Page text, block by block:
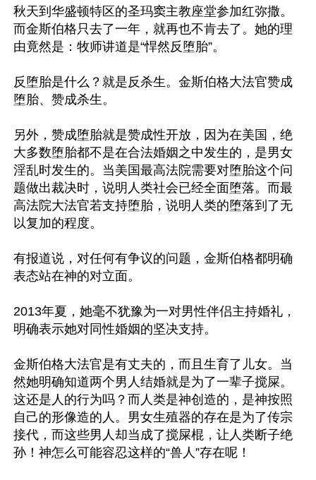
秋天到华盛顿特区的圣玛窦主教座堂参加红弥撒。
而金斯伯格只去了一年，就再也不肯去了。她的理
由竟然是：牧师讲道是“悍然反堕胎”。
反堕胎是什么？就是反杀生。金斯伯格大法官赞成
堕胎、赞成杀生。
另外，赞成堕胎就是赞成性开放，因为在美国，绝
大多数堕胎都不是在合法婚姻之中发生的，是男女
淫乱时发生的。当美国最高法院需要对堕胎这个问
题做出裁决时，说明人类社会已经全面堕落。而最
高法院大法官若支持堕胎，说明人类的堕落到了无
以复加的程度。
有报道说，对任何有争议的问题，金斯伯格都明确
表态站在神的对立面。
2013年夏，她毫不犹豫为一对男性伴侣主持婚礼，
明确表示她对同性婚姻的坚决支持。
金斯伯格大法官是有丈夫的，而且生育了儿女。当
然她明确知道两个男人结婚就是为了一辈子搅屎。
这还是人的行为吗？而人类是神创造的，是神按照
自己的形像造的人。男女生殖器的存在是为了传宗
接代，而这些男人却当成了搅屎棍，让人类断子绝
孙！神怎么可能容忍这样的“兽人”存在呢！